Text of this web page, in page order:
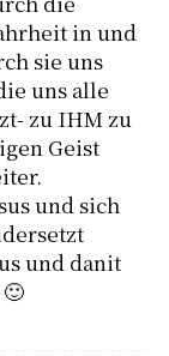
in und
sie uns
uns alle
zu IHM zu
Geist
und sich
und danit